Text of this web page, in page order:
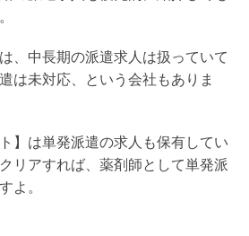
、中長期の派遣求人は扱っていて
は未対応、という会社もありま
】は単発派遣の求人も保有してい
リアすれば、薬剤師として単発派
よ。